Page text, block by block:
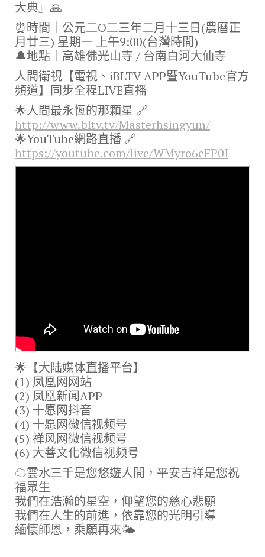
o
o
k
r
m n
k
大典』🙏
⏰時間｜公元二O二三年二月十三日(農曆正
月廿三) 星期一 上午9:00(台灣時間)
🔔地點｜高雄佛光山寺 / 台南白河大仙寺
人間衛視【電視、iBLTV APP暨YouTube官方
頻道】同步全程LIVE直播​
🌟人間最永恆的那顆星 🔗
http://www.bltv.tv/Masterhsingyun/
🌟YouTube網路直播 🔗
https://youtube.com/live/WMyro6eFP0I
🌟【大陆媒体直播平台】
(1) 凤凰网网站
(2) 凤凰新闻APP
(3) 十愿网抖音
(4) 十愿网微信视频号
(5) 禅风网微信视频号
(6) 大菩文化微信视频号
☁雲水三千是您悠遊人間，平安吉祥是您祝
福眾生
我們在浩瀚的星空，仰望您的慈心悲願
我們在人生的前進，依靠您的光明引導
緬懷師恩，乘願再來🌤